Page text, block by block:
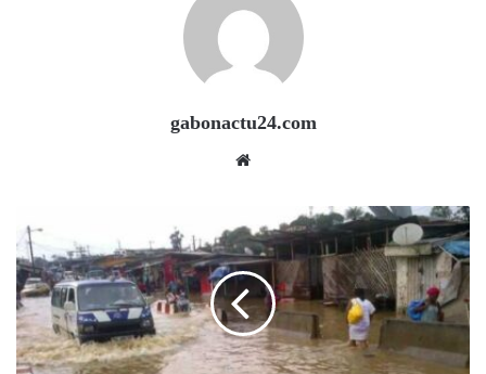
gabonactu24.com